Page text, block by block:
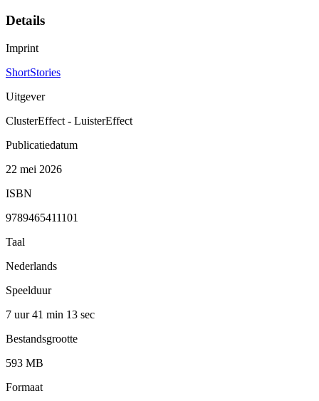
Details
Imprint
ShortStories
Uitgever
ClusterEffect - LuisterEffect
Publicatiedatum
22 mei 2026
ISBN
9789465411101
Taal
Nederlands
Speelduur
7 uur 41 min 13 sec
Bestandsgrootte
593 MB
Formaat